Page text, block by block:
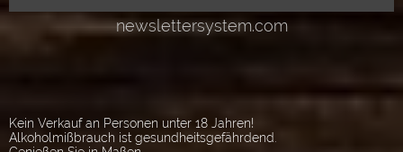
Kein Verkauf an Personen unter 18 Jahren!
Alkoholmißbrauch ist gesundheitsgefährdend.